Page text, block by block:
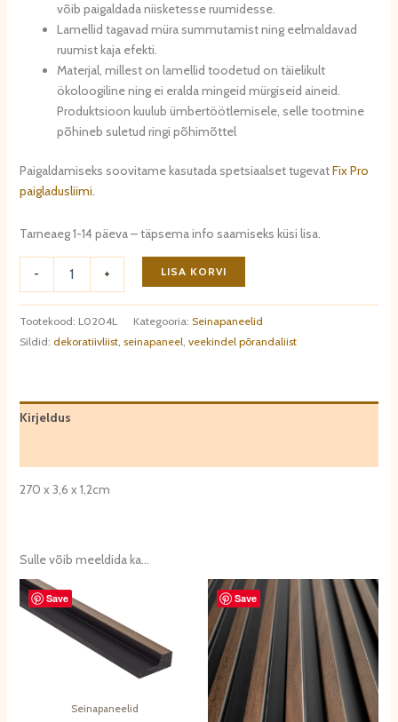
võib paigaldada niisketesse ruumidesse.
Lamellid tagavad müra summutamist ning eelmaldavad
ruumist kaja efekti.
Materjal, millest on lamellid toodetud on täielikult
ökoloogiline ning ei eralda mingeid mürgiseid aineid.
Produktsioon kuulub ümbertöötlemisele, selle tootmine
põhineb suletud ringi põhimõttel
Paigaldamiseks soovitame kasutada spetsiaalset tugevatFix Pro
paigladusliimi.
Tarneaeg 1-14 päeva – täpsema info saamiseks küsi lisa.
-
vasakpoolne
ääreprofiil
+ LISA KORVI
Tootekood: L0204L Kategooria: Seinapaneelid
Sildid: dekoratiivliist, seinapaneel, veekindel põrandaliist
Kirjeldus
270 x 3,6 x 1,2cm
Sulle võib meeldida ka…
Save
Seinapaneelid
Save